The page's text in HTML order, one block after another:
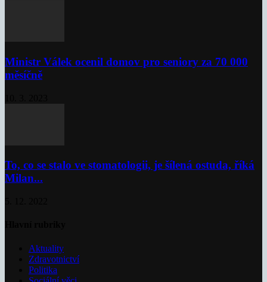
Ministr Válek ocenil domov pro seniory za 70 000
měsíčně
To, co se stalo ve stomatologii, je šílená ostuda, říká
Milan...
Aktuality
Zdravotnictví
Politika